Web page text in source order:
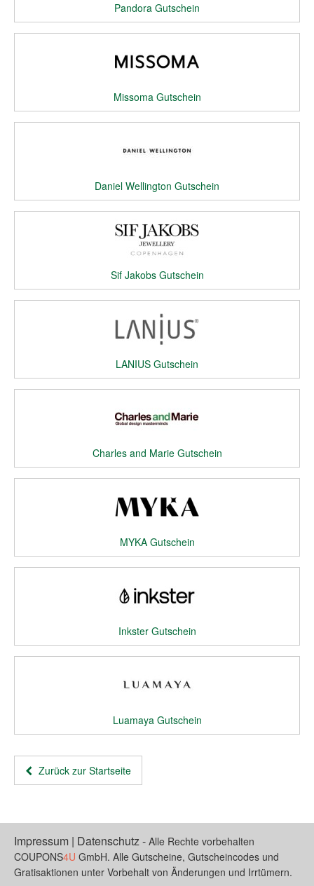
Pandora Gutschein
Missoma Gutschein
Daniel Wellington Gutschein
Sif Jakobs Gutschein
LANIUS Gutschein
Charles and Marie Gutschein
MYKA Gutschein
Inkster Gutschein
Luamaya Gutschein
Zurück zur Startseite
Impressum | Datenschutz- Alle Rechte vorbehalten
COUPONS4U GmbH. Alle Gutscheine, Gutscheincodes und
Gratisaktionen unter Vorbehalt von Änderungen und Irrtümern.